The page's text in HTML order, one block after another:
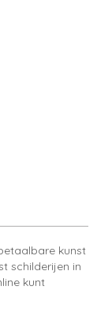
kunst
schilderijen in
kunt